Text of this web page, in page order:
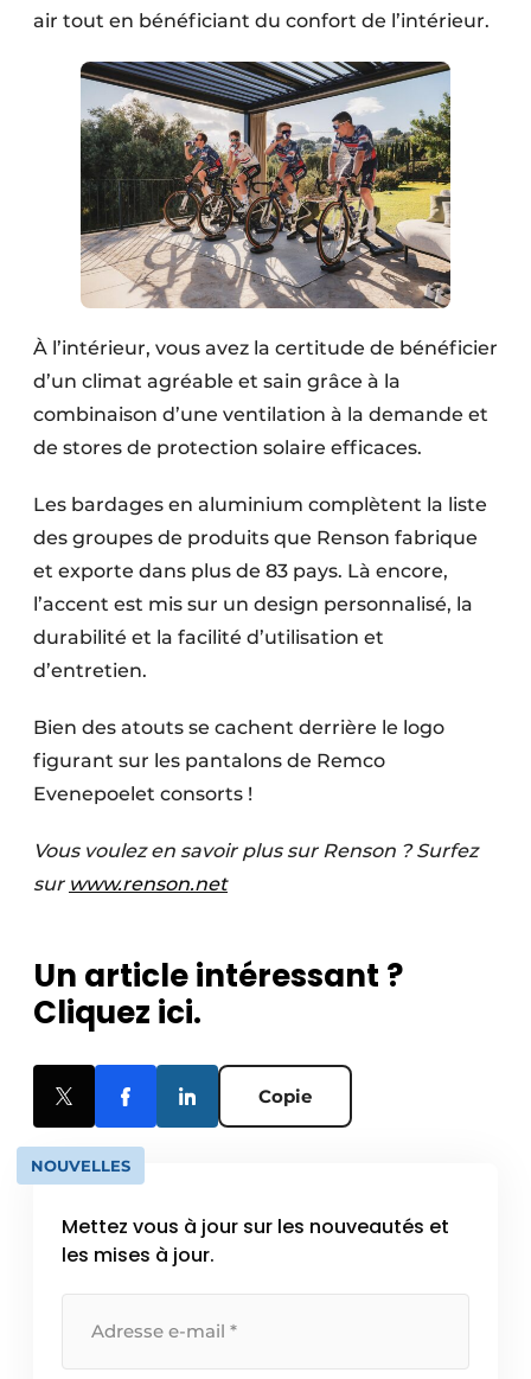
Techniques ferroviaires
Travaux ferroviaires
air tout en bénéficiant du confort de l’intérieur.
À l’intérieur, vous avez la certitude de bénéficier
d’un climat agréable et sain grâce à la
combinaison d’une ventilation à la demande et
de stores de protection solaire efficaces.
Les bardages en aluminium complètent la liste
des groupes de produits que Renson fabrique
et exporte dans plus de 83 pays. Là encore,
l’accent est mis sur un design personnalisé, la
durabilité et la facilité d’utilisation et
d’entretien.
Bien des atouts se cachent derrière le logo
figurant sur les pantalons de Remco
Evenepoelet consorts !
Vous voulez en savoir plus sur Renson ? Surfez
sur www.renson.net
Un article intéressant ?
Cliquez ici.
Copie
NOUVELLES
Mettez vous à jour sur les nouveautés et
les mises à jour.